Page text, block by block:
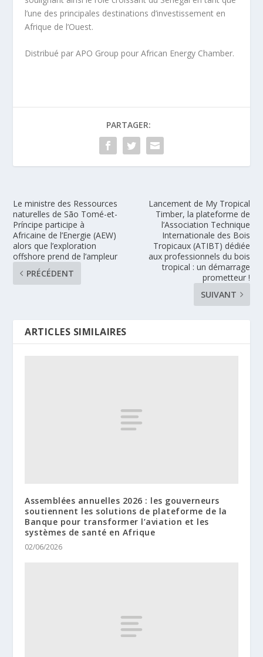
l’une des principales destinations d’investissement en
Afrique de l’Ouest.
Distribué par APO Group pour African Energy Chamber.
PARTAGER:
Le ministre des Ressources
naturelles de São Tomé-et-
Príncipe participe à
Africaine de l’Energie (AEW)
alors que l’exploration
offshore prend de l’ampleur
PRÉCÉDENT
Lancement de My Tropical
Timber, la plateforme de
l’Association Technique
Internationale des Bois
Tropicaux (ATIBT) dédiée
aux professionnels du bois
tropical : un démarrage
prometteur !
SUIVANT
ARTICLES SIMILAIRES
Assemblées annuelles 2026 : les gouverneurs
soutiennent les solutions de plateforme de la
Banque pour transformer l’aviation et les
systèmes de santé en Afrique
02/06/2026